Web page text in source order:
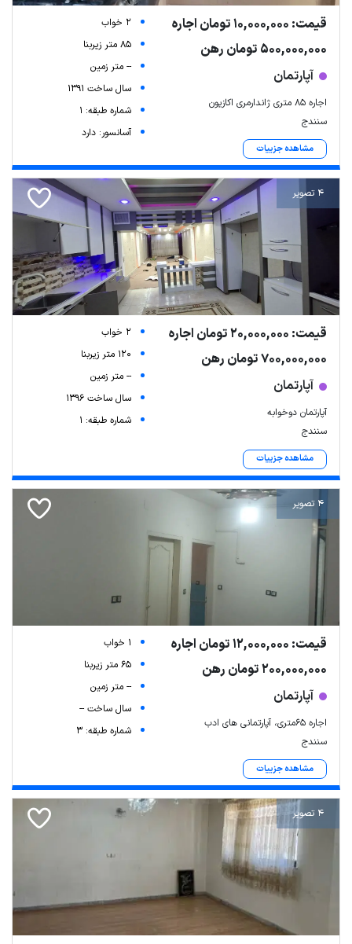
قیمت: 10,000,000 تومان اجاره
500,000,000 تومان رهن
آپارتمان
اجاره ۸۵ متری ژاندارمری اکازیون
سنندج
مشاهده جزییات
2 خواب
85 متر زیربنا
-- متر زمین
سال ساخت 1391
شماره طبقه: 1
آسانسور: دارد
4 تصویر
قیمت: 20,000,000 تومان اجاره
700,000,000 تومان رهن
آپارتمان
آپارتمان دوخوابه
سنندج
مشاهده جزییات
2 خواب
120 متر زیربنا
-- متر زمین
سال ساخت 1396
شماره طبقه: 1
4 تصویر
قیمت: 12,000,000 تومان اجاره
200,000,000 تومان رهن
آپارتمان
اجاره 65متری، آپارتمانی های ادب
سنندج
مشاهده جزییات
1 خواب
65 متر زیربنا
-- متر زمین
سال ساخت --
شماره طبقه: 3
4 تصویر